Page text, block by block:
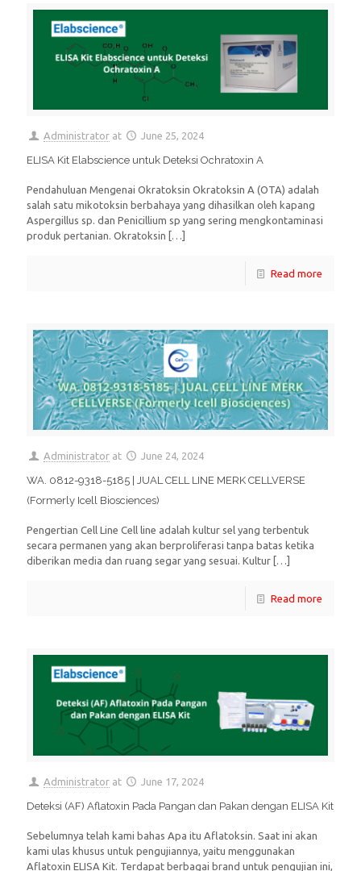
Administrator at June 25, 2024
ELISA Kit Elabscience untuk Deteksi Ochratoxin A
Pendahuluan Mengenai Okratoksin Okratoksin A (OTA) adalah
salah satu mikotoksin berbahaya yang dihasilkan oleh kapang
Aspergillus sp. dan Penicillium sp yang sering mengkontaminasi
produk pertanian. Okratoksin […]
Read more
Administrator at June 24, 2024
WA. 0812-9318-5185 | JUAL CELL LINE MERK CELLVERSE
(Formerly Icell Biosciences)
Pengertian Cell Line Cell line adalah kultur sel yang terbentuk
secara permanen yang akan berproliferasi tanpa batas ketika
diberikan media dan ruang segar yang sesuai. Kultur […]
Read more
Administrator at June 17, 2024
Deteksi (AF) Aflatoxin Pada Pangan dan Pakan dengan ELISA Kit
Sebelumnya telah kami bahas Apa itu Aflatoksin. Saat ini akan
kami ulas khusus untuk pengujiannya, yaitu menggunakan
Aflatoxin ELISA Kit. Terdapat berbagai brand untuk pengujian ini,